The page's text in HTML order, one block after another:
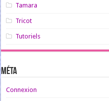
Tamara
Tricot
Tutoriels
Méta
Connexion